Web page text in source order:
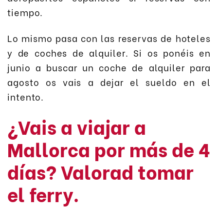
tiempo.
Lo mismo pasa con las reservas de hoteles
y de coches de alquiler. Si os ponéis en
junio a buscar un coche de alquiler para
agosto os vais a dejar el sueldo en el
intento.
¿Vais a viajar a
Mallorca por más de 4
días? Valorad tomar
el ferry.